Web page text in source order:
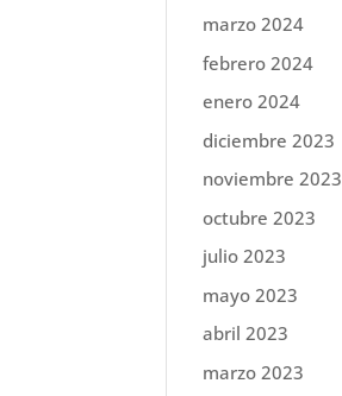
marzo 2024
febrero 2024
enero 2024
diciembre 2023
noviembre 2023
octubre 2023
julio 2023
mayo 2023
abril 2023
marzo 2023